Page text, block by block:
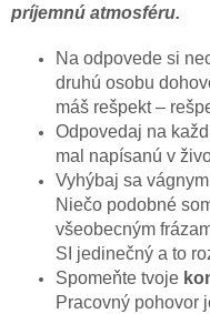
príjemnú atmosféru.
Na odpovede si
druhú osobu
máš rešpekt –
Odpovedaj na
mal napísanú v
Vyhýbaj sa
Niečo podobné
všeobecným
SI jedinečný a to
Spomeňte tvoje
Pracovný pohovor